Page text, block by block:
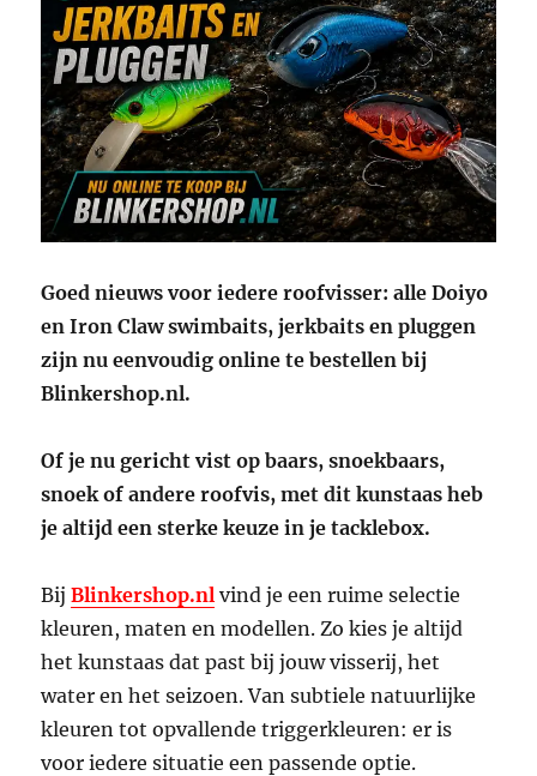
Goed nieuws voor iedere roofvisser: alle Doiyo
en Iron Claw swimbaits, jerkbaits en pluggen
zijn nu eenvoudig online te bestellen bij
Blinkershop.nl.
Of je nu gericht vist op baars, snoekbaars,
snoek of andere roofvis, met dit kunstaas heb
je altijd een sterke keuze in je tacklebox.
BijBlinkershop.nl vind je een ruime selectie
kleuren, maten en modellen. Zo kies je altijd
het kunstaas dat past bij jouw visserij, het
water en het seizoen. Van subtiele natuurlijke
kleuren tot opvallende triggerkleuren: er is
voor iedere situatie een passende optie.